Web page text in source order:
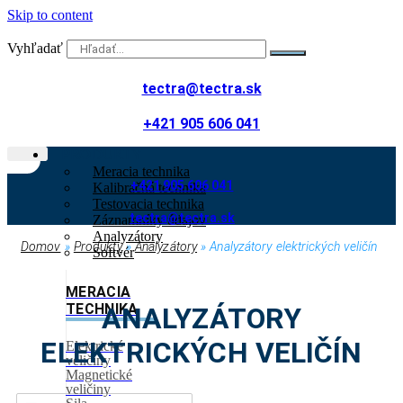
Skip to content
Vyhľadať
tectra@tectra.sk
+421 905 606 041
Meracia technika
Kalibračná technika
Testovacia technika
Záznamníky údajov
Analyzátory
Softvér
MERACIA
TECHNIKA
Elektrické
veličiny
Magnetické
veličiny
+421 905 606 041
tectra@tectra.sk
Domov » Produkty»Analyzátory»Analyzátory elektrických veličín
ANALYZÁTORY
ELEKTRICKÝCH VELIČÍN